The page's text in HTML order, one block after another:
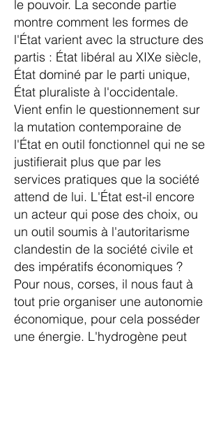
le pouvoir. La seconde partie
montre comment les formes de
l'État varient avec la structure des
partis : État libéral au XIXe siècle,
État dominé par le parti unique,
État pluraliste à l'occidentale.
Vient enfin le questionnement sur
la mutation contemporaine de
l'État en outil fonctionnel qui ne se
justifierait plus que par les
services pratiques que la société
attend de lui. L'État est-il encore
un acteur qui pose des choix, ou
un outil soumis à l'autoritarisme
clandestin de la société civile et
des impératifs économiques ?
Pour nous, corses, il nous faut à
tout prie organiser une autonomie
économique, pour cela posséder
une énergie. L'hydrogène peut